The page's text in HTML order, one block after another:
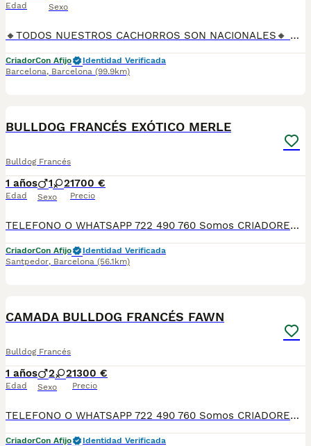
Edad Sexo
🔸TODOS NUESTROS CACHORROS SON NACIONALES🔸 Se entregan con sus vacunas, desparasitaciones internas y externas, microchip y su registro, cartilla sanitaria, contrato de garantías, toda su documentación legal y factura. ✅ Somos un criadero familiar autorizado y certificado por la Generalitat de Catalunya bajo el número de Núcleo Zoológico G25/00314. 💙 Con más de 30 años promoviendo la cría responsable. PARA MÁS INFORMACIÓN: ☎️ TIENDA 933095977 📱 CRIADERO 685878504 📱 WHATSAPP 674320847 🐶 Puedes conocer a los cachorros en persona (cita previa) 💻 Fotos y vídeos www.aquanatura.es 🚙 Hacemos envíos 💰 Financiamos 📌 Calle Roger de Flor 45, muy cerca del Arc de Triomf de Barcelona, de Lunes a Sábados.
CriadorCon Afijo
Identidad Verificada
Barcelona, Barcelona (99.9km)
BULLDOG FRANCÉS EXÓTICO MERLE
Bulldog Francés
1 años
Edad
1 2
Sexo
1700 €
Precio
TELEFONO O WHATSAPP 722 490 760 Somos CRIADORES PROFESIONALES, CON NÚCLEO ZOOLÓGICO PROPIO. Seleccionamos para tener los mejores ejemplares tanto a nivel morfología como a nivel de salud y comportamiento. Nuestros cachorros crecen en un ambiente familiar, con unas condiciones higiénico-sanitarias excepcionales y totalmente socializados, tanto con otros animales como con las personas, para garantizar su bienestar animal. No dudes en consultar sobre disponibilidad de entrega, reserva y sus características, Nuestros cachorros se entregan: DESPARASITADOS INTERNA Y EXTERNAMENTE CON SUS VACUNAS AL DÍA CORRESPONDIENTES POR EDAD CARTILLA DE VACUNACIÓN Y GARANTIA COMPLETA DE SALUD ( VÍRICAS, GENÉTICAS Y HEREDITARIASñ) POR ESCRITO! PARA MAS INFORMACIÓN, FOTOS/VIDEOS O CONSULTAS LLAMANOS O ESCRIBENOS POR WHATSAPP AL 722 490 760 POSIBILIDAD DE ENTREGA PERSONALIZADA A DOMICILIO EN TODO EL TERRITORIO NACIONAL.
CriadorCon Afijo
Identidad Verificada
Santpedor, Barcelona (56.1km)
CAMADA BULLDOG FRANCÉS FAWN
Bulldog Francés
1 años
Edad
2 2
Sexo
1300 €
Precio
TELEFONO O WHATSAPP 722 490 760 Somos CRIADORES PROFESIONALES, CON NÚCLEO ZOOLÓGICO PROPIO. Seleccionamos para tener los mejores ejemplares tanto a nivel morfología como a nivel de salud y comportamiento. Nuestros cachorros crecen en un ambiente familiar, con unas condiciones higiénico-sanitarias excepcionales y totalmente socializados, tanto con otros animales como con las personas, para garantizar su bienestar animal. No dudes en consultar sobre disponibilidad de entrega, reserva y sus características, Nuestros cachorros se entregan: DESPARASITADOS INTERNA Y EXTERNAMENTE CON SUS VACUNAS AL DÍA CORRESPONDIENTES POR EDAD CARTILLA DE VACUNACIÓN Y GARANTIA COMPLETA DE SALUD ( VÍRICAS, GENÉTICAS Y HEREDITARIASñ) POR ESCRITO! PARA MAS INFORMACIÓN, FOTOS/VIDEOS O CONSULTAS LLAMANOS O ESCRIBENOS POR WHATSAPP AL 722 490 760 POSIBILIDAD DE ENTREGA PERSONALIZADA A DOMICILIO EN TODO EL TERRITORIO NACIONAL.
CriadorCon Afijo
Identidad Verificada